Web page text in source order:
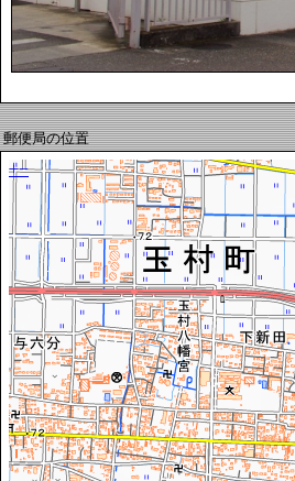
郵便局の位置